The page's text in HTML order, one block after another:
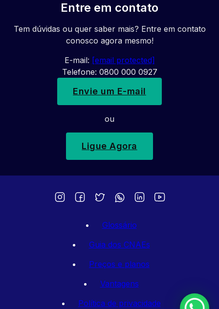
Entre em contato
Tem dúvidas ou quer saber mais? Entre em contato
conosco agora mesmo!
E-mail: [email protected]
Telefone: 0800 000 0927
Envie um E-mail
ou
Ligue Agora
Glossário
Guia dos CNAEs
Preços e planos
Vantagens
Política de privacidade